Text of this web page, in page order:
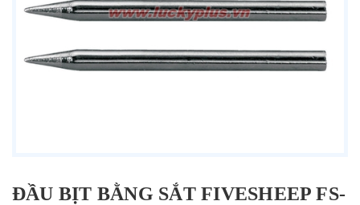
ĐẦU BỊT BẰNG SẮT FIVESHEEP FS-